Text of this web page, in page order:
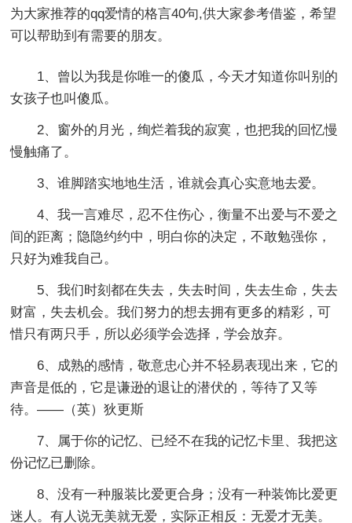
为大家推荐的qq爱情的格言40句,供大家参考借鉴，希望
可以帮助到有需要的朋友。
1、曾以为我是你唯一的傻瓜，今天才知道你叫别的
女孩子也叫傻瓜。
2、窗外的月光，绚烂着我的寂寞，也把我的回忆慢
慢触痛了。
3、谁脚踏实地地生活，谁就会真心实意地去爱。
4、我一言难尽，忍不住伤心，衡量不出爱与不爱之
间的距离；隐隐约约中，明白你的决定，不敢勉强你，
只好为难我自己。
5、我们时刻都在失去，失去时间，失去生命，失去
财富，失去机会。我们努力的想去拥有更多的精彩，可
惜只有两只手，所以必须学会选择，学会放弃。
6、成熟的感情，敬意忠心并不轻易表现出来，它的
声音是低的，它是谦逊的退让的潜伏的，等待了又等
待。——（英）狄更斯
7、属于你的记忆、已经不在我的记忆卡里、我把这
份记忆已删除。
8、没有一种服装比爱更合身；没有一种装饰比爱更
迷人。有人说无美就无爱，实际正相反：无爱才无美。